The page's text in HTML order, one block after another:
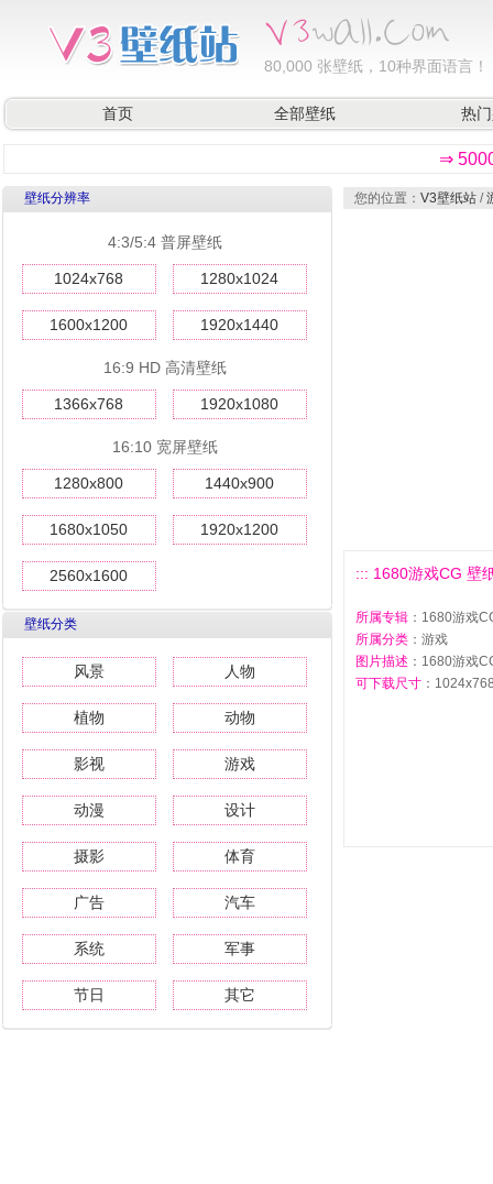
80,000 张壁纸，10种界面语言！
首页 全部壁纸 热
⇒
壁纸分辨率
4:3/5:4 普屏壁纸
1024x768 1280x1024
1600x1200 1920x1440
16:9 HD 高清壁纸
1366x768 1920x1080
16:10 宽屏壁纸
1280x800 1440x900
1680x1050 1920x1200
2560x1600
壁纸分类
风景 人物
植物 动物
影视 游戏
动漫 设计
摄影 体育
广告 汽车
系统 军事
节日 其它
您的位置： V3壁纸站 /
::: 1680游戏CG 壁
所属专辑 ：1680游戏
所属分类 ：游戏
图片描述 ：1680游戏
可下载尺寸 ：